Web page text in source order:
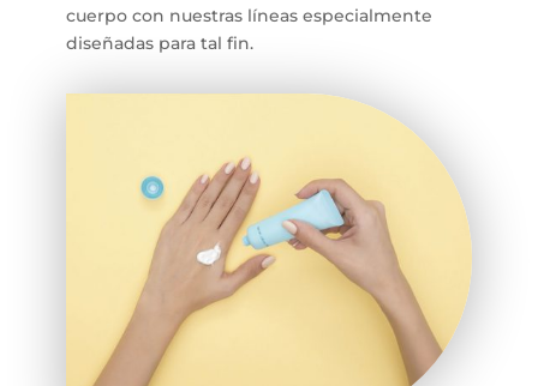
cuerpo con nuestras líneas especialmente
diseñadas para tal fin.